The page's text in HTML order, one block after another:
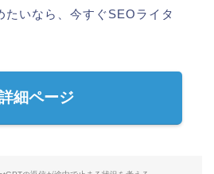
たいなら、今すぐSEOライタ
細ページ